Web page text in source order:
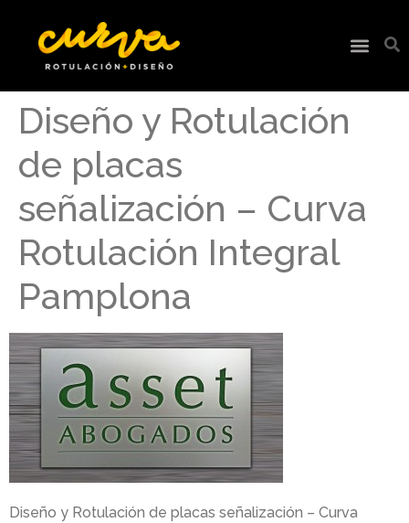
Diseño y Rotulación
de placas
señalización – Curva
Rotulación Integral
Pamplona
Diseño y Rotulación de placas señalización – Curva